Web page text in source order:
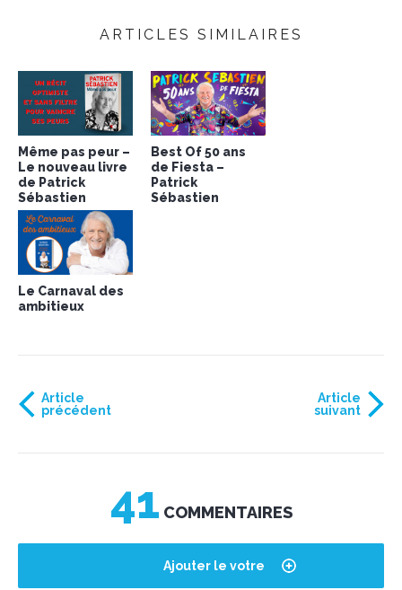
ARTICLES SIMILAIRES
Même pas peur –
Le nouveau livre
de Patrick
Sébastien
Best Of 50 ans
de Fiesta –
Patrick
Sébastien
Le Carnaval des
ambitieux
Article
précédent
Article
suivant
Ajouter le votre
41 COMMENTAIRES